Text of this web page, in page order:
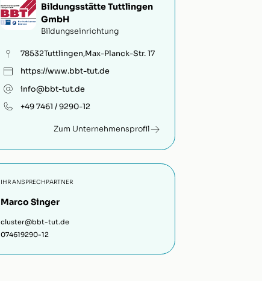
Bildungsstätte Tuttlingen
GmbH
Bildungseinrichtung
78532Tuttlingen,Max-Planck-Str. 17
https://www.bbt-tut.de
info@bbt-tut.de
+49 7461 / 9290-12
Zum Unternehmensprofil
IHR ANSPRECHPARTNER
Marco Singer
cluster@bbt-tut.de
074619290-12